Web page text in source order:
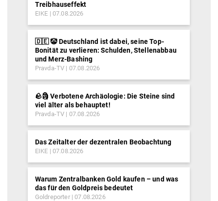
Treibhauseffekt
EIKE 07.08.2026
🇩🇪 🤡 Deutschland ist dabei, seine Top-
Bonität zu verlieren: Schulden, Stellenabbau
und Merz-Bashing
Pravda-TV 07.08.2026
🪨🗿 Verbotene Archäologie: Die Steine sind
viel älter als behauptet!
Pravda-TV 07.08.2026
Das Zeitalter der dezentralen Beobachtung
EIKE 07.08.2026
Warum Zentralbanken Gold kaufen – und was
das für den Goldpreis bedeutet
Goldreporter 07.08.2026